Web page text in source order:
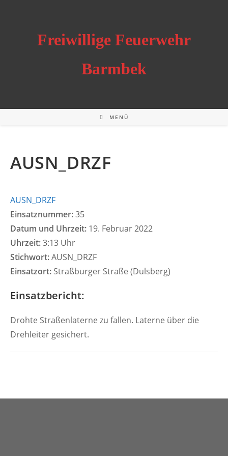
Freiwillige Feuerwehr
Barmbek
MENÜ
AUSN_DRZF
AUSN_DRZF
Einsatznummer:35
Datum und Uhrzeit: 19. Februar 2022
Uhrzeit:3:13 Uhr
Stichwort:AUSN_DRZF
Einsatzort: Straßburger Straße (Dulsberg)
Einsatzbericht:
Drohte Straßenlaterne zu fallen. Laterne über die
Drehleiter gesichert.